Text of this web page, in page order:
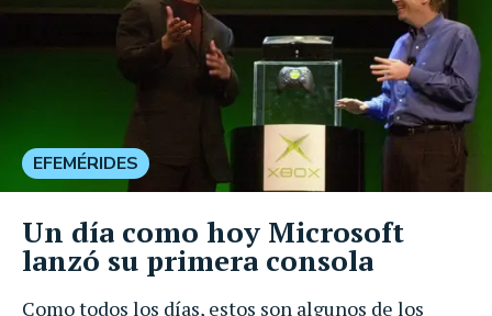
Como todos los días, estos son algunos de los
EFEMÉRIDES
Un día como hoy Microsoft
lanzó su primera consola